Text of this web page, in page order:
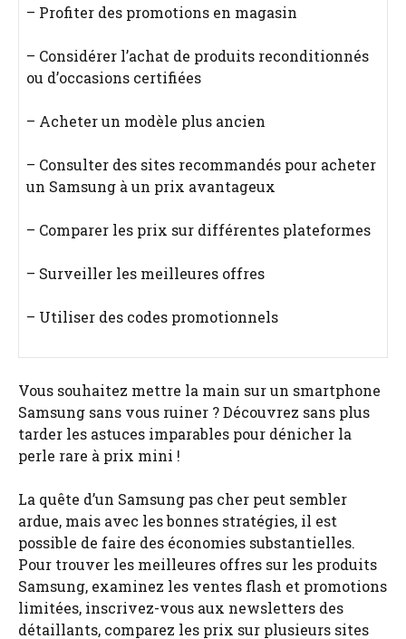
– Profiter des promotions en magasin
– Considérer l’achat de produits reconditionnés
ou d’occasions certifiées
– Acheter un modèle plus ancien
– Consulter des sites recommandés pour acheter
un Samsung à un prix avantageux
– Comparer les prix sur différentes plateformes
– Surveiller les meilleures offres
– Utiliser des codes promotionnels
Vous souhaitez mettre la main sur un smartphone
Samsung sans vous ruiner ? Découvrez sans plus
tarder les astuces imparables pour dénicher la
perle rare à prix mini !
La quête d’un Samsung pas cher peut sembler
ardue, mais avec les bonnes stratégies, il est
possible de faire des économies substantielles.
Pour trouver les meilleures offres sur les produits
Samsung, examinez les ventes flash et promotions
limitées, inscrivez-vous aux newsletters des
détaillants, comparez les prix sur plusieurs sites